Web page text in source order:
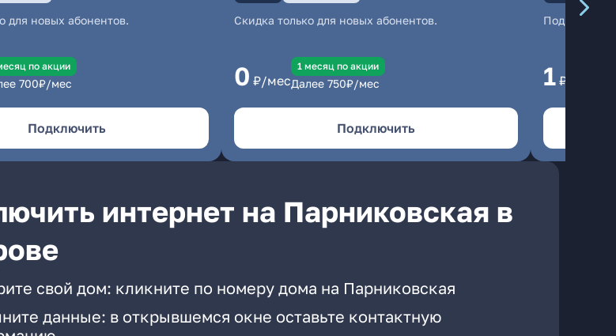
для новых абонентов.
по акции
700₽/мес
Подключить
Скидка только для новых абонентов.
0 ₽/мес
1 месяц по акции
Далее 750₽/мес
Подключить
1 ₽/мес
интернет на Парниковская в
свой дом: кликните по номеру дома на Парниковская
данные: в открывшемся окне оставьте контактную